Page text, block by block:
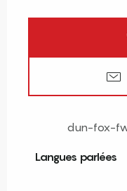
dun-fox-
Langues parlées
Langues parlées